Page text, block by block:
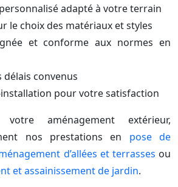
adapté à votre terrain
le choix des matériaux et styles
et conforme aux normes en
délais convenus
pour votre satisfaction
aménagement extérieur,
nos prestations en pose de
d’allées et terrasses ou
et assainissement de jardin.